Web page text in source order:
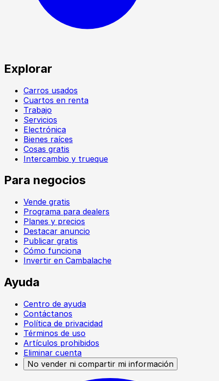
Explorar
Carros usados
Cuartos en renta
Trabajo
Servicios
Electrónica
Bienes raíces
Cosas gratis
Intercambio y trueque
Para negocios
Vende gratis
Programa para dealers
Planes y precios
Destacar anuncio
Publicar gratis
Cómo funciona
Invertir en Cambalache
Ayuda
Centro de ayuda
Contáctanos
Política de privacidad
Términos de uso
Artículos prohibidos
Eliminar cuenta
No vender ni compartir mi información